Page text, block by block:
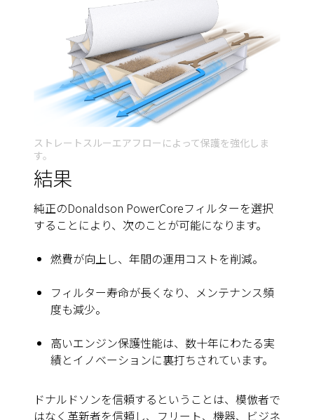
ストレートスルーエアフローによって保護を強化しま
す。
結果
純正のDonaldson PowerCoreフィルターを選択
することにより、次のことが可能になります。
燃費が向上し、年間の運用コストを削減。
フィルター寿命が長くなり、メンテナンス頻
度も減少。
高いエンジン保護性能は、数十年にわたる実
績とイノベーションに裏打ちされています。
ドナルドソンを信頼するということは、模倣者で
はなく革新者を信頼し、フリート、機器、ビジネ